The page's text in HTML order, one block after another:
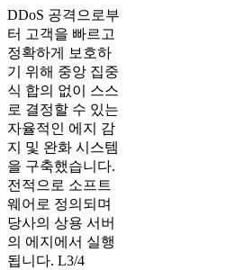
DDoS 공격으로부
터 고객을 빠르고
정확하게 보호하
기 위해 중앙 집중
식 합의 없이 스스
로 결정할 수 있는
자율적인 에지 감
지 및 완화 시스템
을 구축했습니다.
전적으로 소프트
웨어로 정의되며
당사의 상용 서버
의 에지에서 실행
됩니다. L3/4